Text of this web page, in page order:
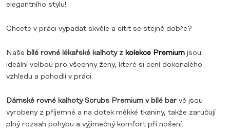
elegantního stylu!
Chcete v práci vypadat skvěle a cítit se stejně dobře?
Naše bílé rovné lékařské kalhoty z kolekce Premium jsou
ideální volbou pro všechny ženy, které si cení dokonalého
vzhledu a pohodlí v práci.
Dámské rovné kalhoty Scrubs Premium v bílé bar vě jsou
vyrobeny z příjemné a na dotek měkké tkaniny, takže zaručují
plný rozsah pohybu a výjimečný komfort při nošení.